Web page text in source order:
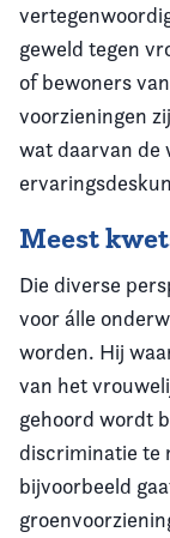
geweld tegen
of bewoners
voorzieningen
wat daarvan de
Meest
Die diverse
voor álle
worden. Hij
van het
gehoord wordt
discriminatie te
bijvoorbeeld